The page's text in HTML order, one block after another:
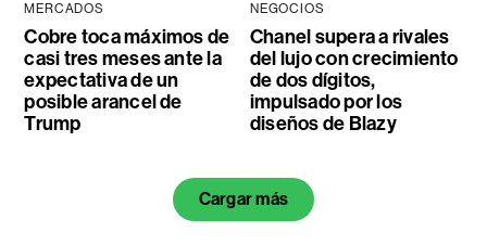
MERCADOS
Cobre toca máximos de
casi tres meses ante la
expectativa de un
posible arancel de
Trump
NEGOCIOS
Chanel supera a rivales
del lujo con crecimiento
de dos dígitos,
impulsado por los
diseños de Blazy
Cargar más